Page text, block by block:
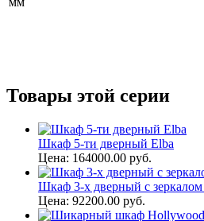
Товары этой серии
Шкаф 5-ти дверный Elba
Цена: 164000.00 руб.
Шкаф 3-х дверный с зеркалом
Цена: 92200.00 руб.